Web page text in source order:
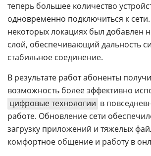
теперь большее количество
одновременно подключиться к
некоторых локациях был добавлен
слой, обеспечивающий дальность
стабильное соединение.
В результате работ абоненты
возможность более эффективно
цифровые технологии в
работе. Обновление сети
загрузку приложений и тяжелых
комфортное общение и работу в